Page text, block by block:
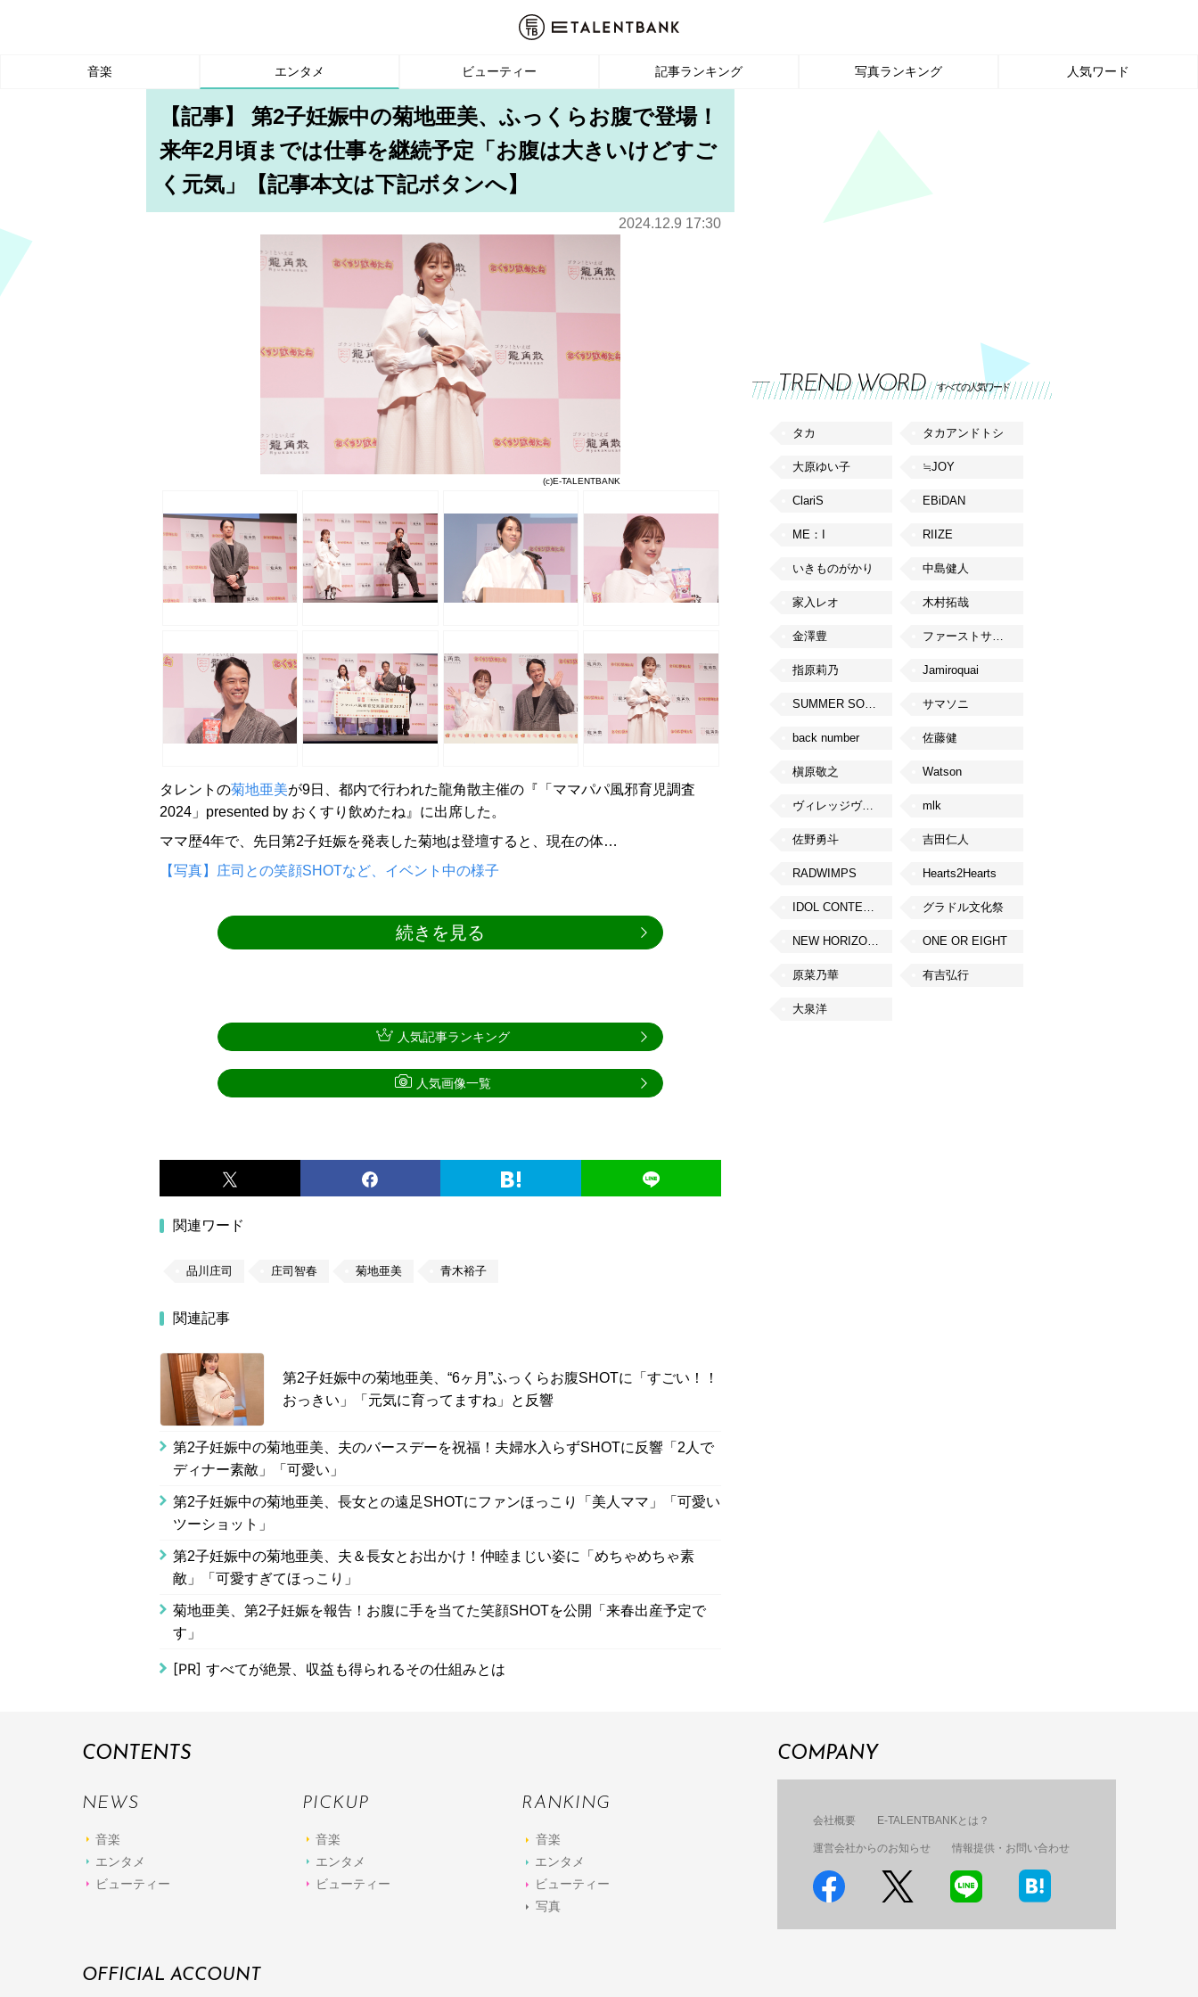
音楽 エンタメ ビューティー 記事ランキング 写真ランキング 人気ワード
【記事】 第2子妊娠中の菊地亜美、ふっくらお腹で登場！
来年2月頃までは仕事を継続予定「お腹は大きいけどすご
く元気」【記事本文は下記ボタンへ】
2024.12.9 17:30
(c)E-TALENTBANK
タレントの菊地亜美が9日、都内で行われた龍角散主催の『「ママパパ風邪育児調査
2024」presented by おくすり飲めたね』に出席した。
ママ歴4年で、先日第2子妊娠を発表した菊地は登壇すると、現在の体…
【写真】庄司との笑顔SHOTなど、イベント中の様子
続きを見る
関連ワード
品川庄司 庄司智春 菊地亜美 青木裕子
関連記事
第2子妊娠中の菊地亜美、“6ヶ月”ふっくらお腹SHOTに「すごい！！
おっきい」「元気に育ってますね」と反響
第2子妊娠中の菊地亜美、夫のバースデーを祝福！夫婦水入らずSHOTに反響「2人で
ディナー素敵」「可愛い」
第2子妊娠中の菊地亜美、長女との遠足SHOTにファンほっこり「美人ママ」「可愛い
ツーショット」
第2子妊娠中の菊地亜美、夫＆長女とお出かけ！仲睦まじい姿に「めちゃめちゃ素
敵」「可愛すぎてほっこり」
菊地亜美、第2子妊娠を報告！お腹に手を当てた笑顔SHOTを公開「来春出産予定で
す」
[PR] すべてが絶景、収益も得られるその仕組みとは
人気記事ランキング
人気画像一覧
TREND WORD すべての人気ワード
タカ タカアンドトシ
大原ゆい子 ≒JOY
ClariS EBiDAN
ME：I RIIZE
いきものがかり 中島健人
家入レオ 木村拓哉
金澤豊 ファーストサマーウイカ
指原莉乃 Jamiroquai
SUMMER SONIC サマソニ
back number 佐藤健
槇原敬之 Watson
ヴィレッジヴァンガード mlk
佐野勇斗 吉田仁人
RADWIMPS Hearts2Hearts
IDOL CONTENT EXPO グラドル文化祭
NEW HORIZON FEST ONE OR EIGHT
原菜乃華 有吉弘行
大泉洋
CONTENTS
NEWS
音楽
エンタメ
ビューティー
PICKUP
音楽
エンタメ
ビューティー
RANKING
音楽
エンタメ
ビューティー
写真
COMPANY
会社概要 E-TALENTBANKとは？
運営会社からのお知らせ 情報提供・お問い合わせ
OFFICIAL ACCOUNT